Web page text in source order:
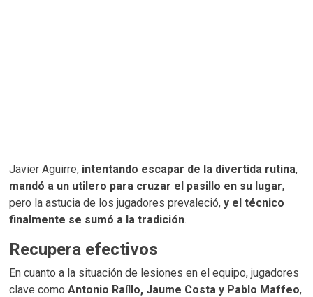
Javier Aguirre, intentando escapar de la divertida rutina,
mandó a un utilero para cruzar el pasillo en su lugar,
pero la astucia de los jugadores prevaleció,y el técnico
finalmente se sumó a la tradición.
Recupera efectivos
En cuanto a la situación de lesiones en el equipo, jugadores
clave comoAntonio Raíllo, Jaume Costa y Pablo Maffeo,